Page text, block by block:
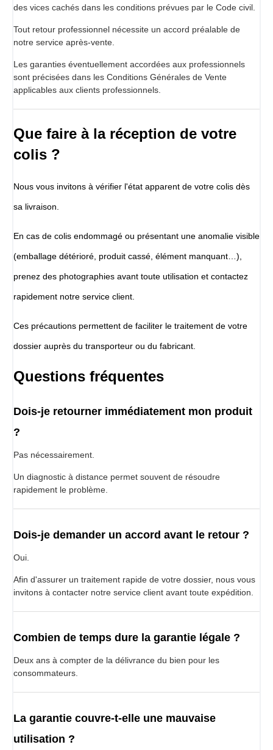
des vices cachés dans les conditions prévues par le Code civil.
Tout retour professionnel nécessite un accord préalable de
notre service après-vente.
Les garanties éventuellement accordées aux professionnels
sont précisées dans les Conditions Générales de Vente
applicables aux clients professionnels.
Que faire à la réception de votre
colis ?
Nous vous invitons à vérifier l'état apparent de votre colis dès
sa livraison.
En cas de colis endommagé ou présentant une anomalie visible
(emballage détérioré, produit cassé, élément manquant…),
prenez des photographies avant toute utilisation et contactez
rapidement notre service client.
Ces précautions permettent de faciliter le traitement de votre
dossier auprès du transporteur ou du fabricant.
Questions fréquentes
Dois-je retourner immédiatement mon produit
?
Pas nécessairement.
Un diagnostic à distance permet souvent de résoudre
rapidement le problème.
Dois-je demander un accord avant le retour ?
Oui.
Afin d'assurer un traitement rapide de votre dossier, nous vous
invitons à contacter notre service client avant toute expédition.
Combien de temps dure la garantie légale ?
Deux ans à compter de la délivrance du bien pour les
consommateurs.
La garantie couvre-t-elle une mauvaise
utilisation ?